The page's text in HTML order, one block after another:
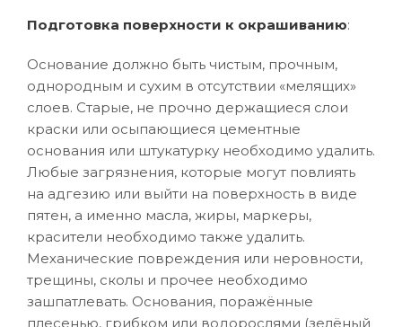
Подготовка поверхности к окрашиванию:
Основание должно быть чистым, прочным,
однородным и сухим в отсутствии «мелящих»
слоев. Старые, не прочно держащиеся слои
краски или осыпающиеся цементные
основания или штукатурку необходимо удалить.
Любые загрязнения, которые могут повлиять
на адгезию или выйти на поверхность в виде
пятен, а именно масла, жиры, маркеры,
красители необходимо также удалить.
Механические повреждения или неровности,
трещины, сколы и прочее необходимо
зашпатлевать. Основания, поражённые
плесенью, грибком или водорослями (зелёный